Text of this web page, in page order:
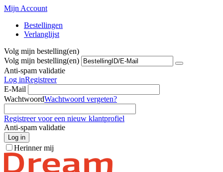
Mijn Account
Bestellingen
Verlanglijst
Volg mijn bestelling(en)
Volg mijn bestelling(en)
Anti-spam validatie
Log inRegistreer
E-Mail
WachtwoordWachtwoord vergeten?
Registreer voor een nieuw klantprofiel
Anti-spam validatie
Log in
Herinner mij